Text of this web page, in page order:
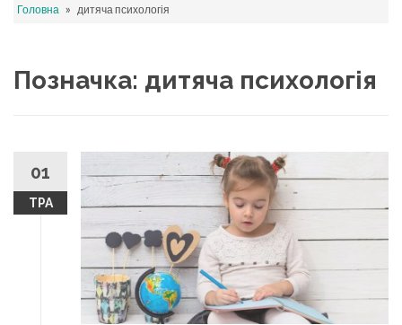
content
Головна » дитяча психологія
Позначка: дитяча психологія
01
ТРА